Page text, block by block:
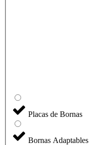
Placas de Bornas
Bornas Adaptables